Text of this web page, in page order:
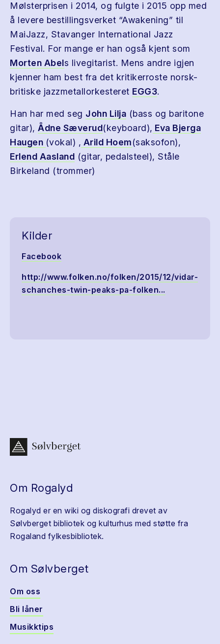
Mølsterprisen i 2014, og fulgte i 2015 opp med
å levere bestillingsverket “Awakening” til
MaiJazz, Stavanger International Jazz
Festival. For mange er han også kjent som
Morten Abels livegitarist. Mens andre igjen
kjenner ham best fra det kritikerroste norsk-
britiske jazzmetallorkesteret EGG3.
Han har med seg John Lilja (bass og baritone
gitar), Ådne Sæverud(keyboard), Eva Bjerga
Haugen (vokal) , Arild Hoem(saksofon),
Erlend Aasland (gitar, pedalsteel), Ståle
Birkeland (trommer)
Kilder
Facebook
http://www.folken.no/folken/2015/12/vidar-
schanches-twin-peaks-pa-folken...
Om Rogalyd
Rogalyd er en wiki og diskografi drevet av
Sølvberget bibliotek og kulturhus med støtte fra
Rogaland fylkesbibliotek.
Om Sølvberget
Om oss
Bli låner
Musikktips